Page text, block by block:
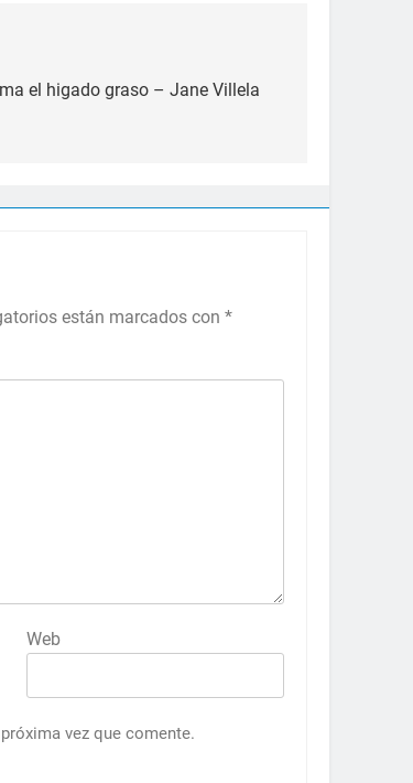
el higado graso – Jane Villela
están marcados con *
Web
vez que comente.